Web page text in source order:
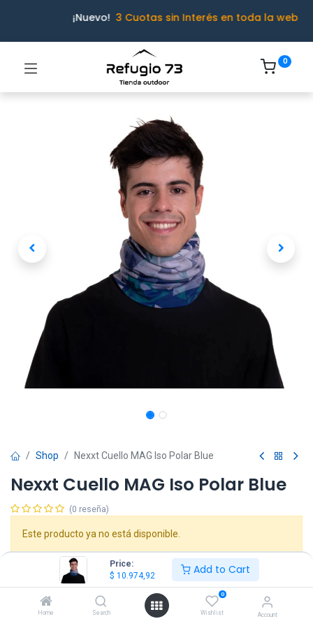
Price:
$ 10.974,92 Add to Cart
Home Search
0
Wishlist Account
¡Nuevo! 3 Cuotas sin Interés en toda la web
0
Shop Nexxt Cuello MAG Iso Polar Blue
Nexxt Cuello MAG Iso Polar Blue
(0 reseña)
Este producto ya no está disponible.